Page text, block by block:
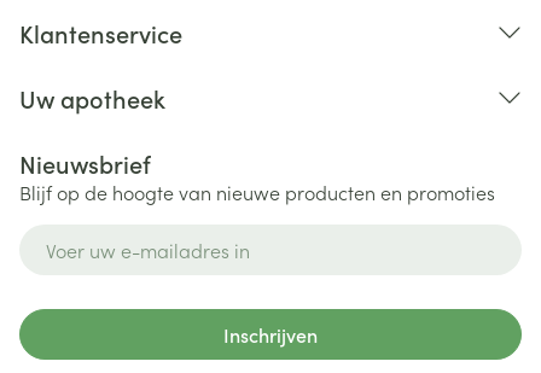
Klantenservice
Uw apotheek
Nieuwsbrief
Blijf op de hoogte van nieuwe producten en promoties
Inschrijven